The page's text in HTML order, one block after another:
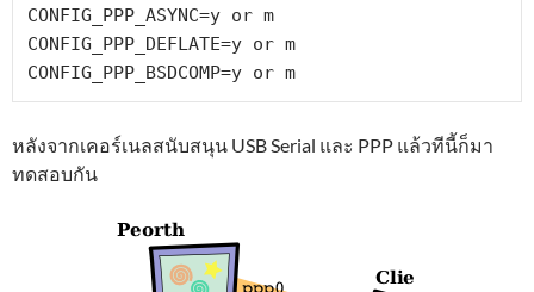
CONFIG_PPP_ASYNC=y or m
CONFIG_PPP_DEFLATE=y or m
CONFIG_PPP_BSDCOMP=y or m
หลังจากเคอร์เนลสนับสนุน USB Serial และ PPP แล้วทีนี้ก็มา
ทดสอบกัน